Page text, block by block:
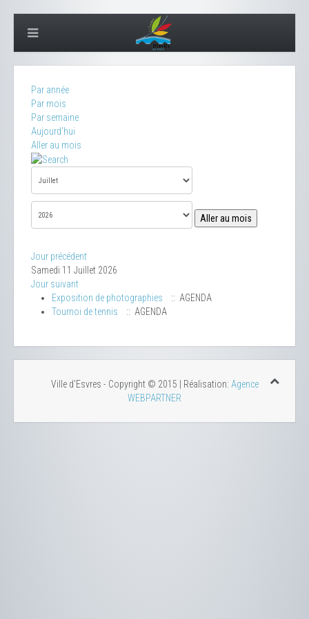
Par année
Par mois
Par semaine
Aujourd'hui
Aller au mois
Aller au mois
Jour précédent
Samedi 11 Juillet 2026
Jour suivant
Exposition de photographies
:: AGENDA
Tournoi de tennis
:: AGENDA
Ville d'Esvres - Copyright © 2015 | Réalisation: Agence
WEBPARTNER